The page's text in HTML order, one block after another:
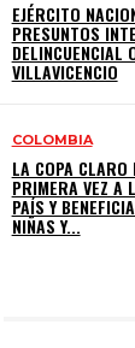
EJÉRCITO
PRESUNTOS
DELINCUENCIAL
VILLAVICENCIO
COLOMBIA
LA COPA
PRIMERA VEZ A
PAÍS Y
NIÑAS Y...